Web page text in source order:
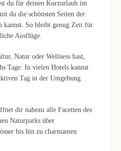
du für deinen Kurzurlaub im
du die schönsten Seiten der
kannst. So bleibt genug Zeit für
Ausflüge.
Natur oder Wellness hast,
Tage. In vielen Hotels kannst
Tag in der Umgebung
dir nahezu alle Facetten des
Naturparks über
bis hin zu charmanten